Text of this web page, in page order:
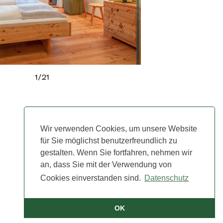
Wir verwenden Cookies, um unsere Website
für Sie möglichst benutzerfreundlich zu
gestalten. Wenn Sie fortfahren, nehmen wir
an, dass Sie mit der Verwendung von
Cookies einverstanden sind. Datenschutz
OK
1/21